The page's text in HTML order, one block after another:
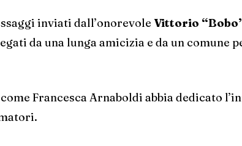
inviati dall’onorevole Vittorio
da una lunga amicizia e da un comune
Francesca Arnaboldi abbia dedicato